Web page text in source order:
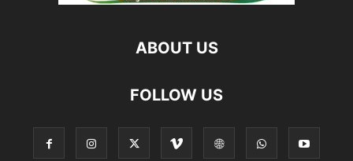
ABOUT US
FOLLOW US